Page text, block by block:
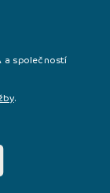
a společností
.